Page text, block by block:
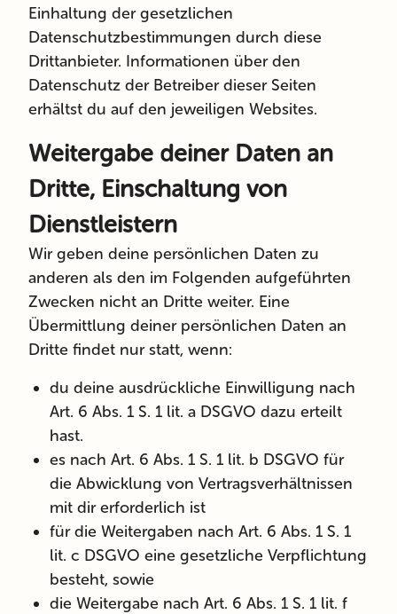
Einhaltung der gesetzlichen
Datenschutzbestimmungen durch diese
Drittanbieter. Informationen über den
Datenschutz der Betreiber dieser Seiten
erhältst du auf den jeweiligen Websites.
Weitergabe deiner Daten an
Dritte, Einschaltung von
Dienstleistern
Wir geben deine persönlichen Daten zu
anderen als den im Folgenden aufgeführten
Zwecken nicht an Dritte weiter. Eine
Übermittlung deiner persönlichen Daten an
Dritte findet nur statt, wenn:
du deine ausdrückliche Einwilligung nach
Art. 6 Abs. 1 S. 1 lit. a DSGVO dazu erteilt
hast.
es nach Art. 6 Abs. 1 S. 1 lit. b DSGVO für
die Abwicklung von Vertragsverhältnissen
mit dir erforderlich ist
für die Weitergaben nach Art. 6 Abs. 1 S. 1
lit. c DSGVO eine gesetzliche Verpflichtung
besteht, sowie
die Weitergabe nach Art. 6 Abs. 1 S. 1 lit. f